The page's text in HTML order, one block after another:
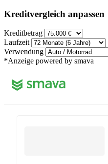
Kreditvergleich anpassen
Kreditbetrag
Laufzeit
Verwendung
*Anzeige powered by smava